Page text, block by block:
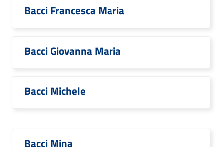
Bacci Francesca Maria
Bacci Giovanna Maria
Bacci Michele
Bacci Mina